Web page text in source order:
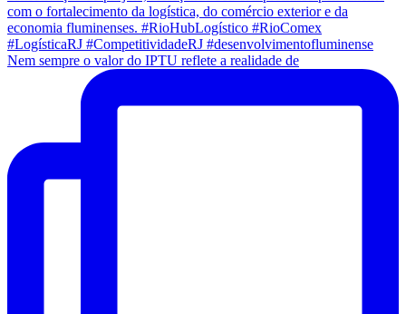
Nem sempre o valor do IPTU reflete a realidade de